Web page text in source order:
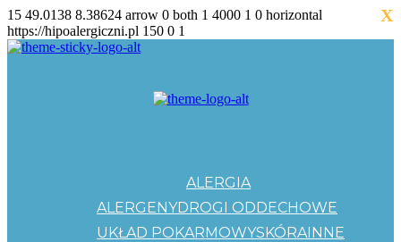
15 49.0138 8.38624 arrow 0 both 1 4000 1 0 horizontal
https://hipoalergiczni.pl 150 0 1
ALERGIA
ALERGENYDROGI ODDECHOWE
UKŁAD POKARMOWYSKÓRAINNE
X